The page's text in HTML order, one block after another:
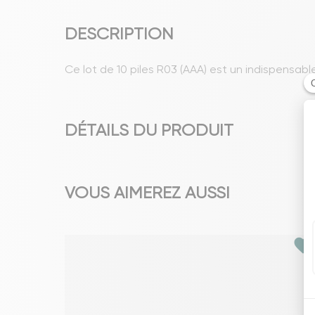
DESCRIPTION
Ce lot de 10 piles R03 (AAA) est un
DÉTAILS DU PRODUIT
VOUS AIMEREZ AUSSI
favorite